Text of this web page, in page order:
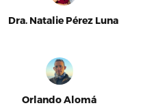
Dra. Natalie Pérez Luna
Orlando Alomá